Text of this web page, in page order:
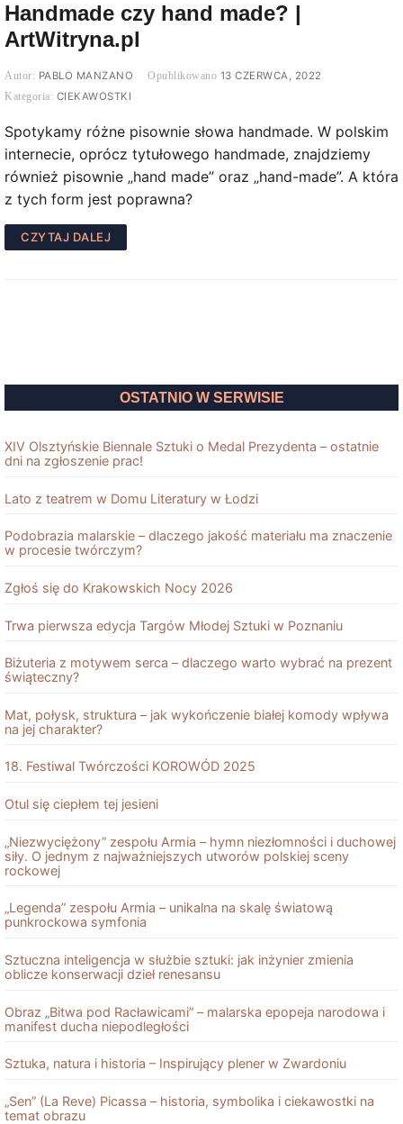
Handmade czy hand made? |
ArtWitryna.pl
PABLO MANZANO
13 CZERWCA, 2022
CIEKAWOSTKI
Spotykamy różne pisownie słowa handmade. W polskim
internecie, oprócz tytułowego handmade, znajdziemy
również pisownie „hand made” oraz „hand-made”. A która
z tych form jest poprawna?
CZYTAJ DALEJ
OSTATNIO W SERWISIE
XIV Olsztyńskie Biennale Sztuki o Medal Prezydenta – ostatnie
dni na zgłoszenie prac!
Lato z teatrem w Domu Literatury w Łodzi
Podobrazia malarskie – dlaczego jakość materiału ma znaczenie
w procesie twórczym?
Zgłoś się do Krakowskich Nocy 2026
Trwa pierwsza edycja Targów Młodej Sztuki w Poznaniu
Biżuteria z motywem serca – dlaczego warto wybrać na prezent
świąteczny?
Mat, połysk, struktura – jak wykończenie białej komody wpływa
na jej charakter?
18. Festiwal Twórczości KOROWÓD 2025
Otul się ciepłem tej jesieni
„Niezwyciężony” zespołu Armia – hymn niezłomności i duchowej
siły. O jednym z najważniejszych utworów polskiej sceny
rockowej
„Legenda” zespołu Armia – unikalna na skalę światową
punkrockowa symfonia
Sztuczna inteligencja w służbie sztuki: jak inżynier zmienia
oblicze konserwacji dzieł renesansu
Obraz „Bitwa pod Racławicami” – malarska epopeja narodowa i
manifest ducha niepodległości
Sztuka, natura i historia – Inspirujący plener w Zwardoniu
„Sen” (La Reve) Picassa – historia, symbolika i ciekawostki na
temat obrazu